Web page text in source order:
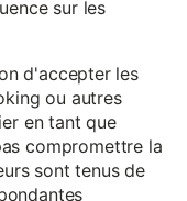
sur les
d'accepter les
ou autres
en tant que
compromettre la
sont tenus de